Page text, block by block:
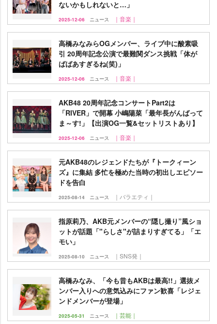
ないかもしれないと…」
2025-12-06 ニュース ｜音楽｜
高橋みなみらOGメンバー、ライブ中に酸素吸
引 20周年記念公演で最難関ダンス挑戦「体が
ばばあすぎるね(笑)」
2025-12-06 ニュース ｜音楽｜
AKB48 20周年記念コンサートPart2は
「RIVER」で開幕 小嶋陽菜「最年長がんばって
ま～す!」【出演OG一覧&セットリストあり】
2025-12-06 ニュース ｜音楽｜
元AKB48のレジェンドたちが『トークィーン
ズ』に集結 多忙を極めた当時の初出しエピソー
ドを告白
2025-08-14 ニュース ｜バラエティ｜
指原莉乃、AKB元メンバーの“隠し撮り”風ショ
ットが話題「"らしさ"が詰まりすぎてる」「エ
モい」
2025-08-10 ニュース ｜SNS発｜
高橋みなみ、「今も昔もAKBは最高!!」選抜メ
ンバー入りへの意気込みにファン歓喜「レジェ
ンドメンバーが登場」
2025-05-31 ニュース ｜芸能｜